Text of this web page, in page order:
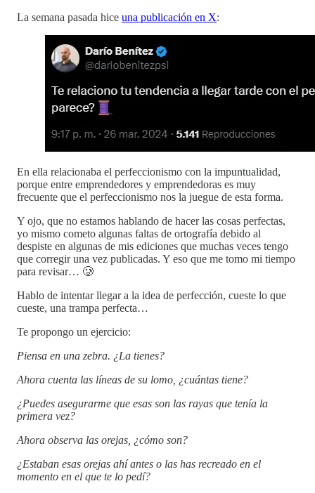
La semana pasada hice una publicación en X:
En ella relacionaba el perfeccionismo con la impuntualidad,
porque entre emprendedores y emprendedoras es muy
frecuente que el perfeccionismo nos la juegue de esta forma.
Y ojo, que no estamos hablando de hacer las cosas perfectas,
yo mismo cometo algunas faltas de ortografía debido al
despiste en algunas de mis ediciones que muchas veces tengo
que corregir una vez publicadas. Y eso que me tomo mi tiempo
para revisar… 🥲
Hablo de intentar llegar a la idea de perfección, cueste lo que
cueste, una trampa perfecta…
Te propongo un ejercicio:
Piensa en una zebra. ¿La tienes?
Ahora cuenta las líneas de su lomo, ¿cuántas tiene?
¿Puedes asegurarme que esas son las rayas que tenía la
primera vez?
Ahora observa las orejas, ¿cómo son?
¿Estaban esas orejas ahí antes o las has recreado en el
momento en el que te lo pedí?